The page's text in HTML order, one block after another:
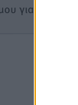
για την